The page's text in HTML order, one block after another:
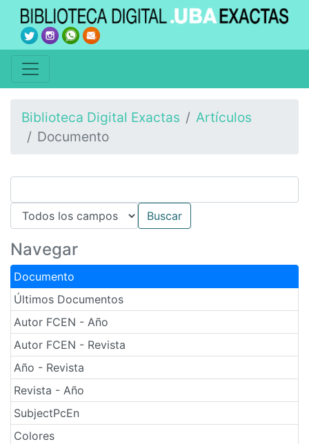
Biblioteca Digital Exactas
Artículos
Documento
Navegar
Documento
Últimos Documentos
Autor FCEN - Año
Autor FCEN - Revista
Año - Revista
Revista - Año
SubjectPcEn
Colores